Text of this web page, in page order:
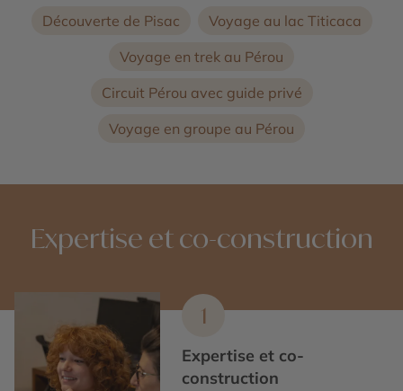
Découverte de Pisac
Voyage au lac Titicaca
Voyage en trek au Pérou
Circuit Pérou avec guide privé
Voyage en groupe au Pérou
Expertise et co-construction
1
Expertise et co-
construction